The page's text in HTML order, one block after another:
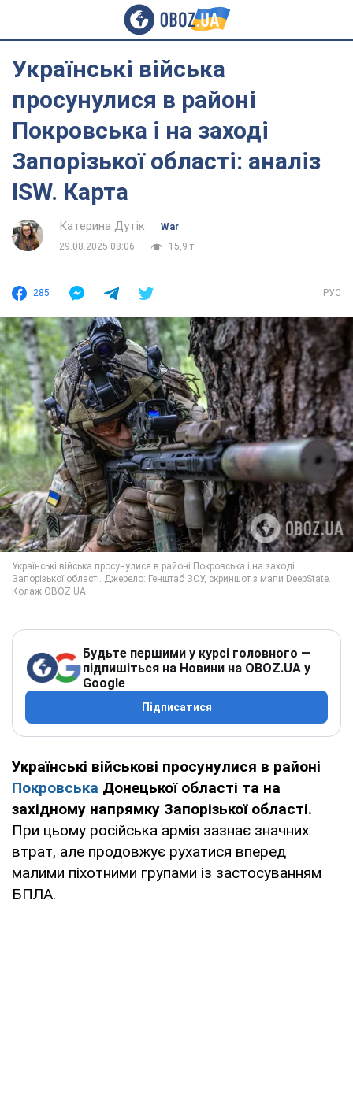
Українські війська
просунулися в районі
Покровська і на заході
Запорізької області: аналіз
ISW. Карта
Катерина Дутік
War
29.08.2025 08:06
15,9 т.
285 РУС
Будьте першими у курсі головного —
підпишіться на Новини на OBOZ.UA у
Google
Підписатися
Українські військові просунулися в районі
Покровська Донецької області та на
західному напрямку Запорізької області.
При цьому російська армія зазнає значних
втрат, але продовжує рухатися вперед
малими піхотними групами із застосуванням
БПЛА.